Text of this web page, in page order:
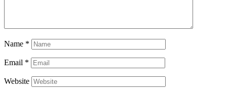
Name *
Email *
Website